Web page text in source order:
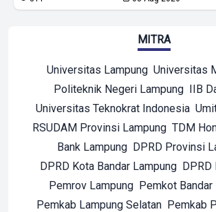
MITRA
Universitas Lampung Universitas
Politeknik Negeri Lampung IIB
Universitas Teknokrat Indonesia
RSUDAM Provinsi Lampung TDM
Bank Lampung DPRD Provinsi
DPRD Kota Bandar Lampung DPRD
Pemrov Lampung Pemkot Bandar
Pemkab Lampung Selatan Pemkab